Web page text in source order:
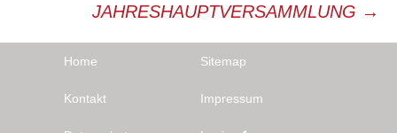
JAHRESHAUPTVERSAMMLUNG →
Home Sitemap
Kontakt Impressum